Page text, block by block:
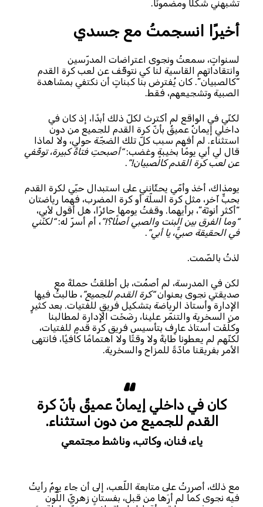
تشبهني شكلًا ومضمونًا.
أخيرًا انسجمتُ مع جسدي
لسنواتٍ، سمعتُ ونجوى اعتراضات المدرّسين
وانتقاداتهم القاسية لنا كي نتوقّف عن لعب كرة القدم
“كالصبيان”. كان يُفترض بنا كبناتٍ أن نكتفي بمشاهدة
الصبية وتشجيعهم، فقط.
لكنّي في الواقع لم أكترث لكلّ ذلك أبدًا، إذ كان في
داخلي إيمانٌ عميقٌ بأنّ كرة القدم للجميع من دون
استثناء. لم أفهم سبب كلّ تلك الضجّة حولي، ولا لماذا
قال لي أبي يومًا بخيبةٍ وغضب:“أصبحتِ فتاةً كبيرة، توقّفي
عن لعب كرة القدم كالصبيان!” .
يومذاك، أخذ وأمّي يحثّانني على استبدال حبّي لكرة القدم
بحبٍّ آخر، مثل كرة السلّة أو كرة المضرب، فهما رياضتان
“أكثر أنوثة”، برأيهما. وقفتُ يومها حائرًا، هل أقول لأبي،
“وما الفرق بين البنت والصبي أصلًا؟!” ، أم أسرّ له:“لكنّني
في الحقيقة صبيٌّ، يا أبي” .
لذتُ بالصّمت.
لكن في المدرسة، لم أصمُت، بل أطلقتُ حملةً مع
صديقتي نجوى بعنوان“كرة القدم للجميع” ، طالبتُ فيها
الإدارة وأستاذ الرياضة بتشكيل فريقٍ للفتيات. بعد كثيرٍ
من السخرية والتنمّر علينا، رضَخَت الإدارة لمطالبنا
وكلّفَت أستاذ عارِف بتأسيس فريق كرة قدمٍ للفتيات،
لكنّهم لم يعطونا طابةً ولا وقتًا ولا اهتمامًا كافيًا، فانتهى
الأمر بفريقنا مادّةً للمزاح والسخرية.
كان في داخلي إيمانٌ عميقٌ بأنّ كرة
القدم للجميع من دون استثناء.
ياء،فنان، وكاتب، وناشط مجتمعي
مع ذلك، أصررتُ على متابعة اللّعب، إلى أن جاء يومٌ رأيتُ
فيه نجوى كما لم أرَها من قبل، بفستانٍ زهريّ اللّون